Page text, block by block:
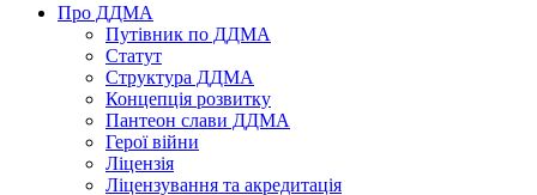
Про ДДМА
Путівник по ДДМА
Статут
Структура ДДМА
Концепція розвитку
Пантеон слави ДДМА
Герої війни
Ліцензія
Ліцензування та акредитація